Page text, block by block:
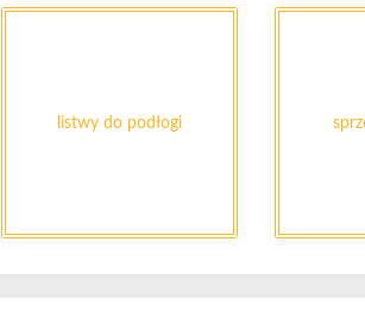
listwy do podłogi